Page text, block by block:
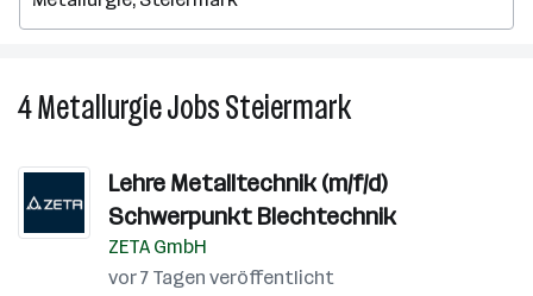
4MetallurgieJobsSteiermark4
in
Steiermark
Lehre Metalltechnik (m/f/d)
Schwerpunkt Blechtechnik
ZETA GmbH
vor 7 Tagen veröffentlicht